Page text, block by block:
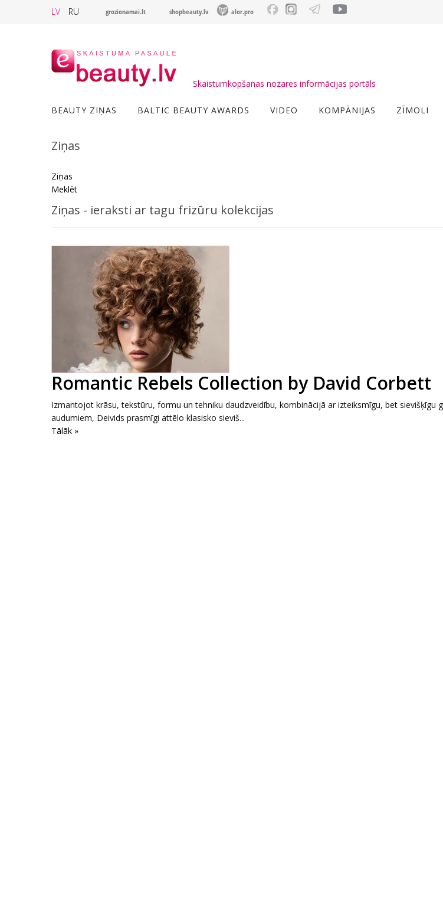
LV RU grozionamai.lt shopbeauty.lv alor.pro
Skaistumkopšanas nozares informācijas portāls
BEAUTY ZIŅAS BALTIC BEAUTY AWARDS VIDEO KOMPĀNIJAS ZĪMOLI
Ziņas
Ziņas
Meklēt
Ziņas - ieraksti ar tagu frizūru kolekcijas
Romantic Rebels Collection by David Corbett
Izmantojot krāsu, tekstūru, formu un tehniku daudzveidību, kombinācijā ar izteiksmīgu, bet sievišķīgu
audumiem, Deivids prasmīgi attēlo klasisko sieviš...
Tālāk »